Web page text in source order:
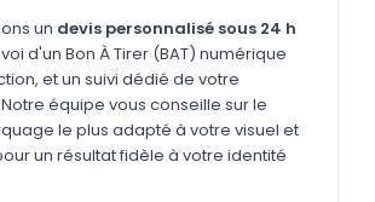
un devis personnalisé sous 24 h
d'un Bon À Tirer (BAT) numérique
et un suivi dédié de votre
équipe vous conseille sur le
le plus adapté à votre visuel et
un résultat fidèle à votre identité